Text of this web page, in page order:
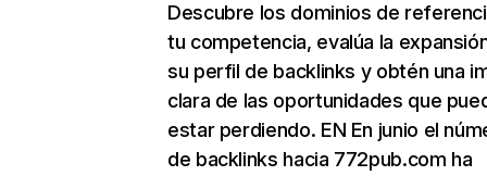
Descubre los dominios de
tu competencia, evalúa la
su perfil de backlinks y obtén una
clara de las oportunidades que
estar perdiendo. EN En junio el
de backlinks hacia 772pub.com ha